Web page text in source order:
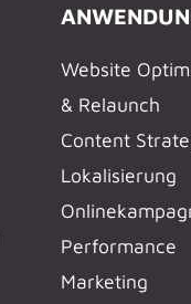
Website
& Relaunch
Content
Lokalisierung
Performance
Marketing